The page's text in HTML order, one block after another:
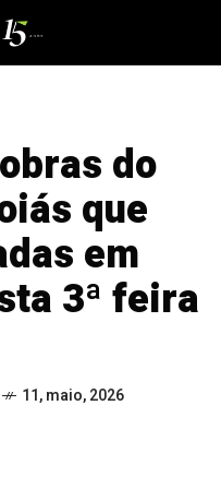
do
que
em
3ª feira
11, maio, 2026